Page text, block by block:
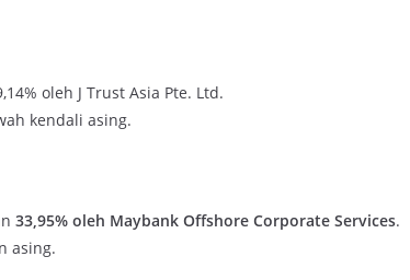
oleh J Trust Asia Pte. Ltd.
kendali asing.
33,95% oleh Maybank Offshore Corporate Services.
asing.